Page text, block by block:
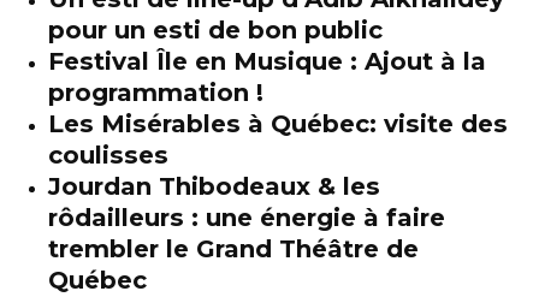
pour un esti de bon public
Festival Île en Musique : Ajout à la
programmation !
Les Misérables à Québec: visite des
coulisses
Jourdan Thibodeaux & les
rôdailleurs : une énergie à faire
trembler le Grand Théâtre de
Québec